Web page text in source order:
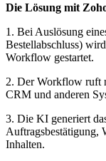
Die Lösung mit
1. Bei Auslösung
Bestellabschluss)
Workflow gestartet.
2. Der Workflow ruft
CRM und anderen
3. Die KI generiert
Auftragsbestätigung,
Inhalten.